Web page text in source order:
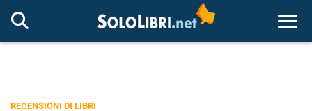
RECENSIONI DI LIBRI